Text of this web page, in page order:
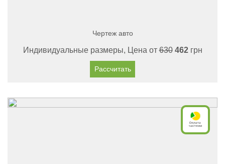
Чертеж авто
Индивидуальные размеры, Цена от630 462грн
Рассчитать